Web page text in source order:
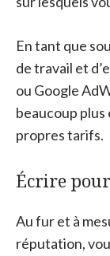
En tant que
de travail et
ou Google
beaucoup plus
propres tarifs.
Écrire
Au fur et à
réputation,